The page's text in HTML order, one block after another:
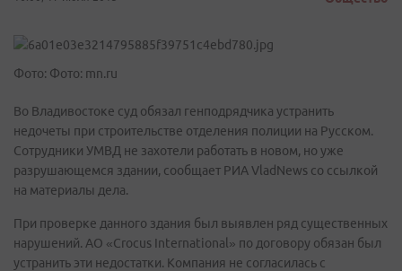
Фото: Фото: mn.ru
Во Владивостоке суд обязал генподрядчика устранить
недочеты при строительстве отделения полиции на Русском.
Сотрудники УМВД не захотели работать в новом, но уже
разрушающемся здании, сообщает РИА VladNews со ссылкой
на материалы дела.
При проверке данного здания был выявлен ряд существенных
нарушений. АО «Crocus International» по договору обязан был
устранить эти недостатки. Компания не согласилась с